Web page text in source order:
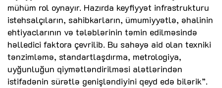
mühüm rol oynayır. Hazırda keyfiyyət infrastrukturu
istehsalçıların, sahibkarların, ümumiyyətlə, əhalinin
ehtiyaclarının və tələblərinin təmin edilməsində
həlledici faktora çevrilib. Bu sahəyə aid olan texniki
tənzimləmə, standartlaşdırma, metrologiya,
uyğunluğun qiymətləndirilməsi alətlərindən
istifadənin sürətlə genişləndiyini qeyd edə bilərik”.